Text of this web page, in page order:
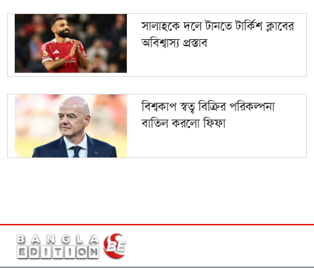
সালাহকে দলে টানতে টার্কিশ ক্লাবের
অবিশ্বাস্য প্রস্তাব
বিশ্বকাপ স্বত্ব বিক্রির পরিকল্পনা
বাতিল করলো ফিফা